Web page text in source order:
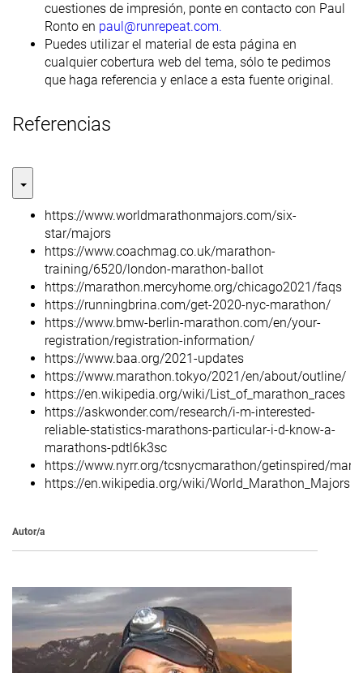
cuestiones de impresión, ponte en contacto con Paul
Ronto en paul@runrepeat.com.
Puedes utilizar el material de esta página en
cualquier cobertura web del tema, sólo te pedimos
que haga referencia y enlace a esta fuente original.
Referencias
https://www.worldmarathonmajors.com/six-
star/majors
https://www.coachmag.co.uk/marathon-
training/6520/london-marathon-ballot
https://marathon.mercyhome.org/chicago2021/faqs
https://runningbrina.com/get-2020-nyc-marathon/
https://www.bmw-berlin-marathon.com/en/your-
registration/registration-information/
https://www.baa.org/2021-updates
https://www.marathon.tokyo/2021/en/about/outline/
https://en.wikipedia.org/wiki/List_of_marathon_races
https://askwonder.com/research/i-m-interested-
reliable-statistics-marathons-particular-i-d-know-a-
marathons-pdtl6k3sc
https://www.nyrr.org/tcsnycmarathon/getinspired/
https://en.wikipedia.org/wiki/World_Marathon_Majors
Autor/a